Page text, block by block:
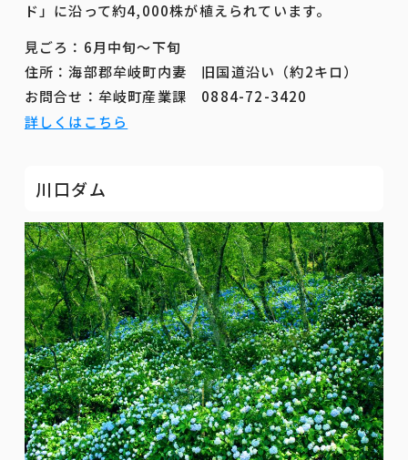
ド」に沿って約4,000株が植えられています。
見ごろ：6月中旬～下旬
住所：海部郡牟岐町内妻 旧国道沿い（約2キロ）
お問合せ：牟岐町産業課 0884-72-3420
詳しくはこちら
川口ダム